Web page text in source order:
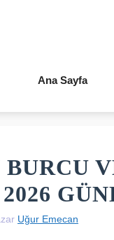
Ana Sayfa
Uğur Emecan